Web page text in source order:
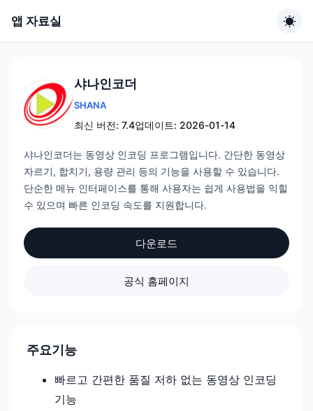
앱 자료실
샤나인코더
SHANA
최신 버전: 7.4업데이트: 2026-01-14
샤나인코더는 동영상 인코딩 프로그램입니다. 간단한 동영상
자르기, 합치기, 용량 관리 등의 기능을 사용할 수 있습니다.
단순한 메뉴 인터페이스를 통해 사용자는 쉽게 사용법을 익힐
수 있으며 빠른 인코딩 속도를 지원합니다.
다운로드
공식 홈페이지
주요기능
빠르고 간편한 품질 저하 없는 동영상 인코딩
기능